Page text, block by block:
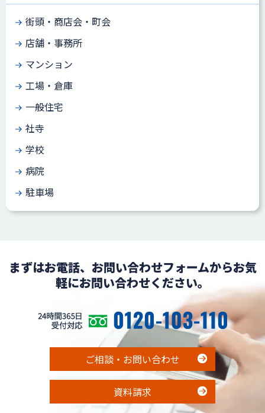
街頭・商店会・町会
店舗・事務所
マンション
工場・倉庫
一般住宅
社寺
学校
病院
駐車場
まずはお電話、お問い合わせフォームからお気
軽にお問い合わせください。
ご相談・お問い合わせ
資料請求